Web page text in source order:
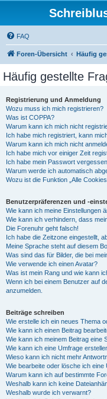
FAQ
Foren-Übersicht Häufig
Häufig gestellte
Registrierung und Anmeldung
Wozu muss ich mich registrieren?
Was ist COPPA?
Warum kann ich mich nicht
Ich habe mich registriert, kann
Warum kann ich mich nicht
Ich habe mich vor einiger Zeit
Ich habe mein Passwort
Warum werde ich automatisch
Wozu ist die Funktion „Alle
Benutzerpräferenzen und -
Wie kann ich meine Einstellungen
Wie kann ich verhindern, dass
Die Forenuhr geht falsch!
Ich habe die Zeitzone eingestellt,
Meine Sprache steht auf diesem
Was sind das für Bilder, die bei
Wie verwende ich einen Avatar?
Was ist mein Rang und wie kann
Wenn ich bei einem Benutzer auf
anzumelden.
Beiträge schreiben
Wie erstelle ich ein neues Thema
Wie kann ich einen Beitrag
Wie kann ich meinem Beitrag eine
Wie kann ich eine Umfrage
Wieso kann ich nicht mehr
Wie bearbeite oder lösche ich eine
Warum kann ich auf bestimmte
Weshalb kann ich keine
Weshalb wurde ich verwarnt?